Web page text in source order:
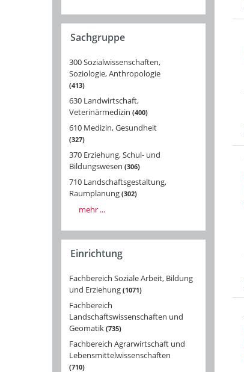
Sachgruppe
300 Sozialwissenschaften,
Soziologie, Anthropologie
413
630 Landwirtschaft,
Veterinärmedizin 400
610 Medizin, Gesundheit
327
370 Erziehung, Schul- und
Bildungswesen 306
710 Landschaftsgestaltung,
Raumplanung 302
mehr ...
Einrichtung
Fachbereich Soziale Arbeit, Bildung
und Erziehung 1071
Fachbereich
Landschaftswissenschaften und
Geomatik 735
Fachbereich Agrarwirtschaft und
Lebensmittelwissenschaften
710